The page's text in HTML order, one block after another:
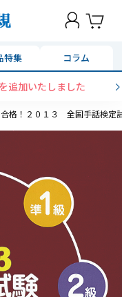
特集 コラム
追加いたしました
合格！２０１３ 全国手話検